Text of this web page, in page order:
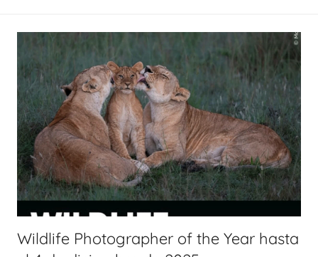
Wildlife Photographer of the Year hasta